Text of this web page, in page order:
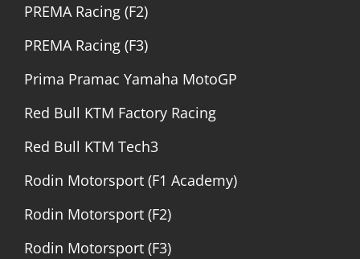
PREMA Racing (F2)
PREMA Racing (F3)
Prima Pramac Yamaha MotoGP
Red Bull KTM Factory Racing
Red Bull KTM Tech3
Rodin Motorsport (F1 Academy)
Rodin Motorsport (F2)
Rodin Motorsport (F3)